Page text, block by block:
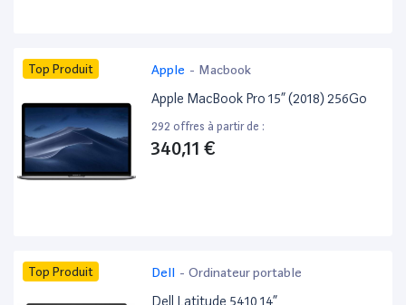
Top Produit Apple - Macbook
Apple MacBook Pro 15” (2018) 256Go
292 offres à partir de :
340,11 €
Top Produit Dell - Ordinateur portable
Dell Latitude 5410 14”